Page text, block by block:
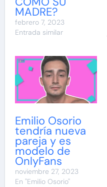
MADRE?
febrero 7, 2023
Entrada similar
Emilio Osorio
tendría nueva
pareja y es
modelo de
OnlyFans
noviembre 27, 2023
En "Emilio Osorio"